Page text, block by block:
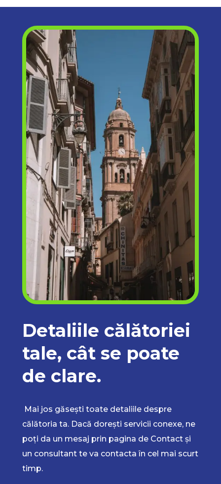
Detaliile călătoriei
tale, cât se poate
de clare.
Mai jos găsești toate detaliile despre
călătoria ta. Dacă dorești servicii conexe, ne
poți da un mesaj prin pagina de Contact și
un consultant te va contacta în cel mai scurt
timp.